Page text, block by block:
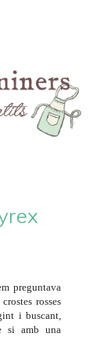
preguntava
rosses
i buscant,
si amb una